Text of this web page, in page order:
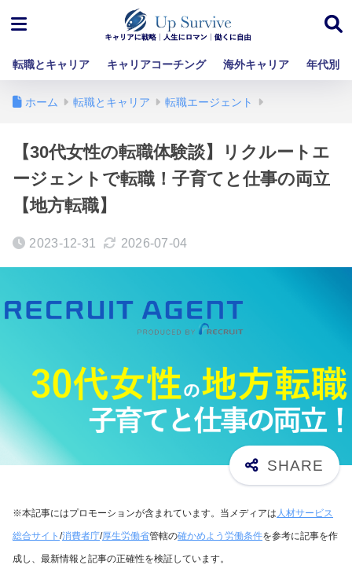
転職とキャリア キャリアコーチング 海外キャリア 年代別
ホーム 転職とキャリア 転職エージェント
【30代女性の転職体験談】リクルートエ
ージェントで転職！子育てと仕事の両立
【地方転職】
2023-12-31 2026-07-04
※本記事にはプロモーションが含まれています。当メディアは 人材サービス
総合サイト /消費者庁/厚生労働省管轄の確かめよう労働条件を参考に記事を作
成し、最新情報と記事の正確性を検証しています。